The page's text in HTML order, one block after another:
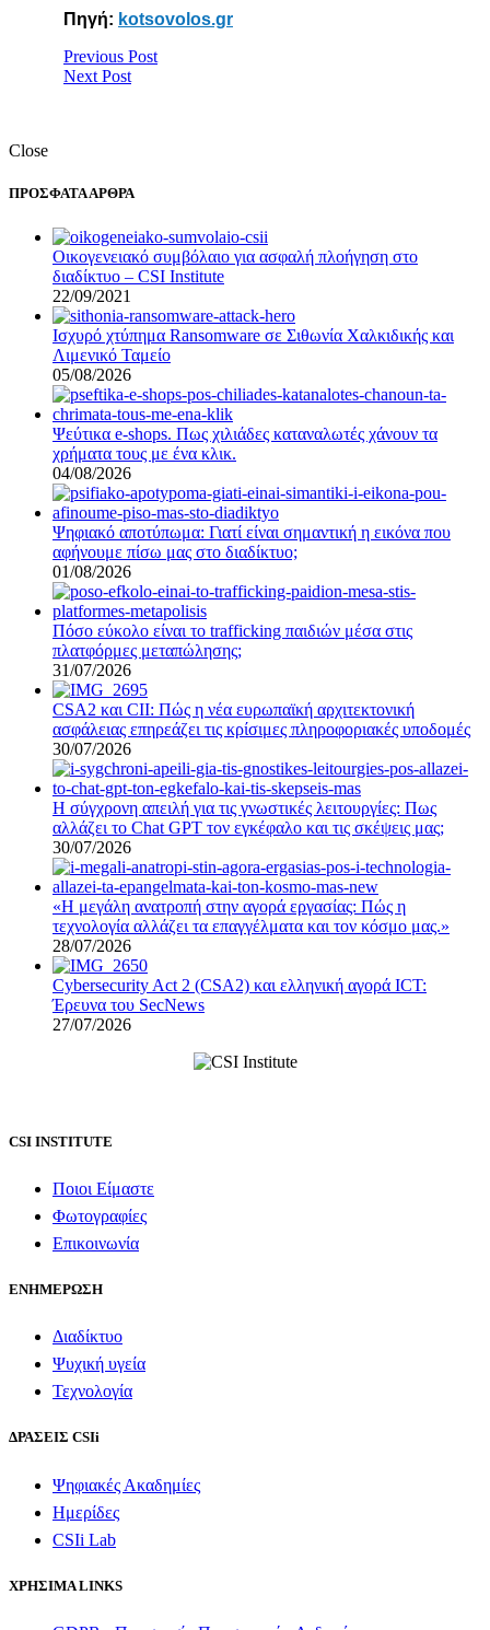
Πηγή: kotsovolos.gr
Previous Post
Next Post
Close
ΠΡΟΣΦΑΤΑ ΑΡΘΡΑ
Οικογενειακό συμβόλαιο για ασφαλή πλοήγηση στο
διαδίκτυο – CSI Institute
22/09/2021
Ισχυρό χτύπημα Ransomware σε Σιθωνία Χαλκιδικής και
Λιμενικό Ταμείο
05/08/2026
Ψεύτικα e-shops. Πως χιλιάδες καταναλωτές χάνουν τα
χρήματα τους με ένα κλικ.
04/08/2026
Ψηφιακό αποτύπωμα: Γιατί είναι σημαντική η εικόνα που
αφήνουμε πίσω μας στο διαδίκτυο;
01/08/2026
Πόσο εύκολο είναι το trafficking παιδιών μέσα στις
πλατφόρμες μεταπώλησης;
31/07/2026
CSA2 και CII: Πώς η νέα ευρωπαϊκή αρχιτεκτονική
ασφάλειας επηρεάζει τις κρίσιμες πληροφοριακές υποδομές
30/07/2026
Η σύγχρονη απειλή για τις γνωστικές λειτουργίες: Πως
αλλάζει το Chat GPT τον εγκέφαλο και τις σκέψεις μας;
30/07/2026
«Η μεγάλη ανατροπή στην αγορά εργασίας: Πώς η
τεχνολογία αλλάζει τα επαγγέλματα και τον κόσμο μας.»
28/07/2026
Cybersecurity Act 2 (CSA2) και ελληνική αγορά ICT:
Έρευνα του SecNews
27/07/2026
CSI INSTITUTE
Ποιοι Είμαστε
Φωτογραφίες
Επικοινωνία
ΕΝΗΜΕΡΩΣΗ
Διαδίκτυο
Ψυχική υγεία
Τεχνολογία
ΔΡΑΣΕΙΣ CSIi
Ψηφιακές Ακαδημίες
Ημερίδες
CSIi Lab
ΧΡΗΣΙΜΑ LINKS